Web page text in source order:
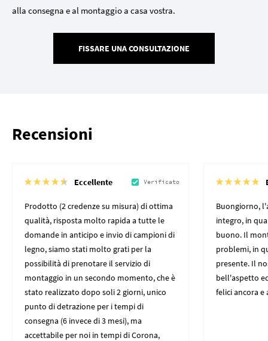
alla consegna e al montaggio a casa vostra.
FISSARE UNA CONSULTAZIONE
Recensioni
Eccellente Verificato
Prodotto (2 credenze su misura) di ottima
qualità, risposta molto rapida a tutte le
domande in anticipo e invio di campioni di
legno, siamo stati molto grati per la
possibilità di prenotare il servizio di
montaggio in un secondo momento, che è
stato realizzato dopo soli 2 giorni, unico
punto di detrazione per i tempi di
consegna (6 invece di 3 mesi), ma
accettabile per noi in tempi di Corona,
Buongiorno,
integro, in
buono. Il
problemi, in
presente. Il
bell'aspetto
felici ancora e